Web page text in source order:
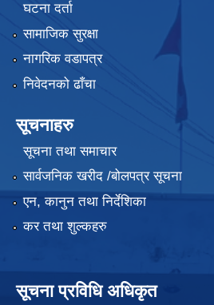
घटना दर्ता
सामाजिक सुरक्षा
नागरिक वडापत्र
निवेदनको ढाँचा
सूचनाहरु
सूचना तथा समाचार
सार्वजनिक खरीद /बोलपत्र सूचना
एन, कानुन तथा निर्देशिका
कर तथा शुल्कहरु
सूचना प्रविधि अधिकृत